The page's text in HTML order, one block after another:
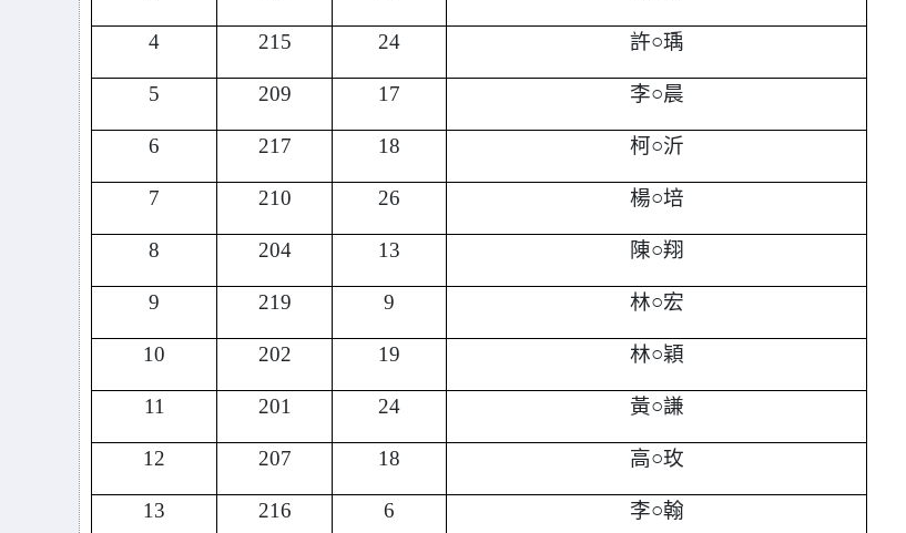
4 215 24 許○瑀
5 209 17 李○晨
6 217 18 柯○沂
7 210 26 楊○培
8 204 13 陳○翔
9 219 9 林○宏
10 202 19 林○穎
11 201 24 黃○謙
12 207 18 高○玫
13 216 6 李○翰